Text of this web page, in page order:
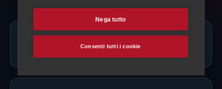
Ci sono allevatori di Holsteiner proprio
Nega tutto
Consenti tutti i cookie